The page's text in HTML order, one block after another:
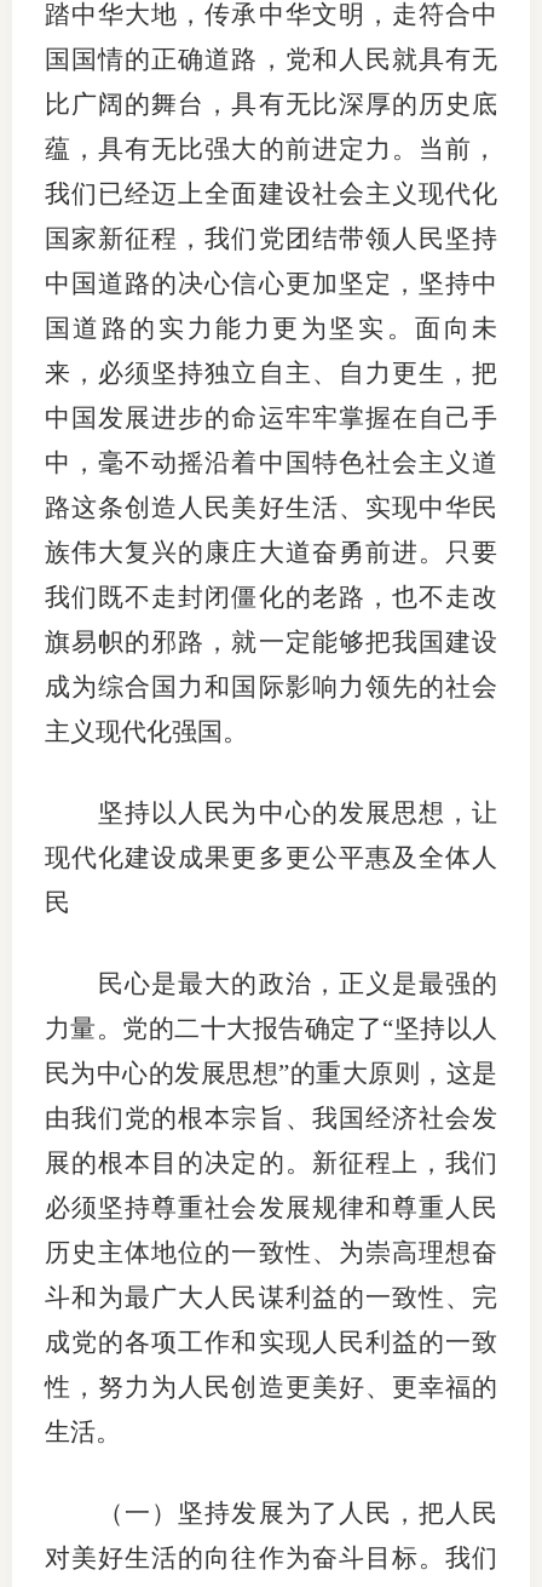
踏中华大地，传承中华文明，走符合中
国国情的正确道路，党和人民就具有无
比广阔的舞台，具有无比深厚的历史底
蕴，具有无比强大的前进定力。当前，
我们已经迈上全面建设社会主义现代化
国家新征程，我们党团结带领人民坚持
中国道路的决心信心更加坚定，坚持中
国道路的实力能力更为坚实。面向未
来，必须坚持独立自主、自力更生，把
中国发展进步的命运牢牢掌握在自己手
中，毫不动摇沿着中国特色社会主义道
路这条创造人民美好生活、实现中华民
族伟大复兴的康庄大道奋勇前进。只要
我们既不走封闭僵化的老路，也不走改
旗易帜的邪路，就一定能够把我国建设
成为综合国力和国际影响力领先的社会
主义现代化强国。
坚持以人民为中心的发展思想，让
现代化建设成果更多更公平惠及全体人
民
民心是最大的政治，正义是最强的
力量。党的二十大报告确定了“坚持以人
民为中心的发展思想”的重大原则，这是
由我们党的根本宗旨、我国经济社会发
展的根本目的决定的。新征程上，我们
必须坚持尊重社会发展规律和尊重人民
历史主体地位的一致性、为崇高理想奋
斗和为最广大人民谋利益的一致性、完
成党的各项工作和实现人民利益的一致
性，努力为人民创造更美好、更幸福的
生活。
（一）坚持发展为了人民，把人民
对美好生活的向往作为奋斗目标。我们